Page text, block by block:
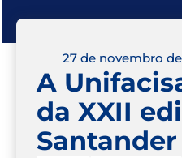
27 de novembro
A
da XXII